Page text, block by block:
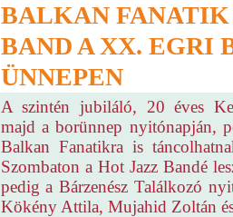
BALKAN FANATIK
BAND A XX. EGRI
ÜNNEPEN
A szintén jubiláló, 20 éves
majd a borünnep nyitónapján,
Balkan Fanatikra is
Szombaton a Hot Jazz Bandé
pedig a Bárzenész Találkozó
Kökény Attila, Mujahid Zoltán